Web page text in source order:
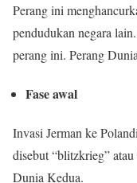
Perang ini
pendudukan negara
perang ini. Perang
Fase awal
Invasi Jerman ke
disebut “blitzkrieg”
Dunia Kedua.